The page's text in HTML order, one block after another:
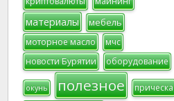
материалы мебель
моторное масло
мчс
новости Бурятии
оборудование
окунь полезное прическа